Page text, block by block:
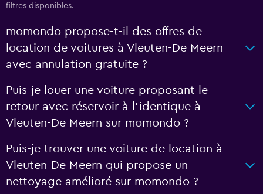
filtres disponibles.
momondo propose-t-il des offres de
location de voitures à Vleuten-De Meern
avec annulation gratuite ?
Puis-je louer une voiture proposant le
retour avec réservoir à l’identique à
Vleuten-De Meern sur momondo ?
Puis-je trouver une voiture de location à
Vleuten-De Meern qui propose un
nettoyage amélioré sur momondo ?